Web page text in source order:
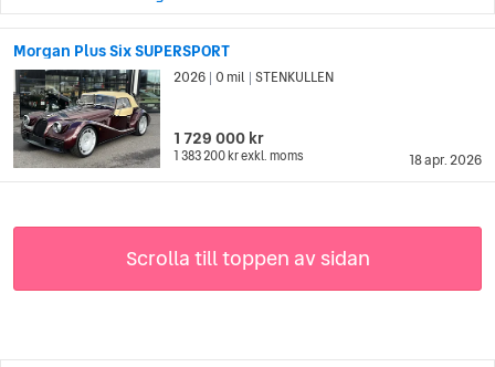
Morgan Plus Six SUPERSPORT
18 apr. 2026
2026 0 mil STENKULLEN
1 729 000 kr
1 383 200 krexkl. moms
Scrolla till toppen av sidan